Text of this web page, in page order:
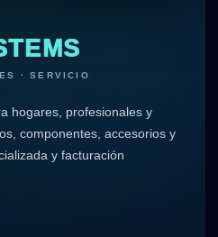
· SERVICIO
hogares, profesionales y
componentes, accesorios y
y facturación